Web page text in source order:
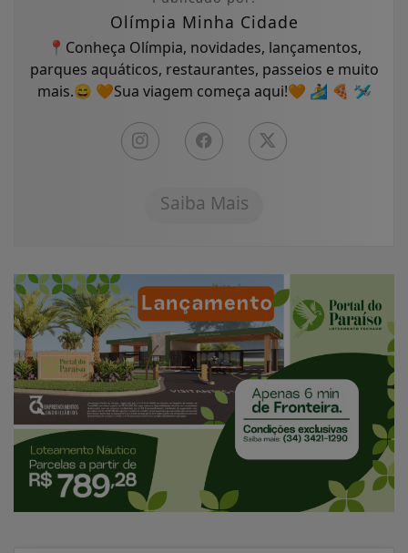
Olímpia Minha Cidade
📍Conheça Olímpia, novidades, lançamentos,
parques aquáticos, restaurantes, passeios e muito
mais.😄 🧡Sua viagem começa aqui!🧡 🏄 🍕 🛩
Saiba Mais